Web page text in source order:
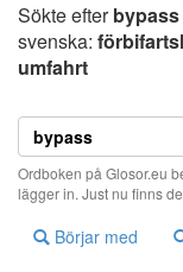
Sökte efterbypass
svenska:
umfahrt
Ordboken på Glosor.eu
lägger in. Just nu finns
Börjar med